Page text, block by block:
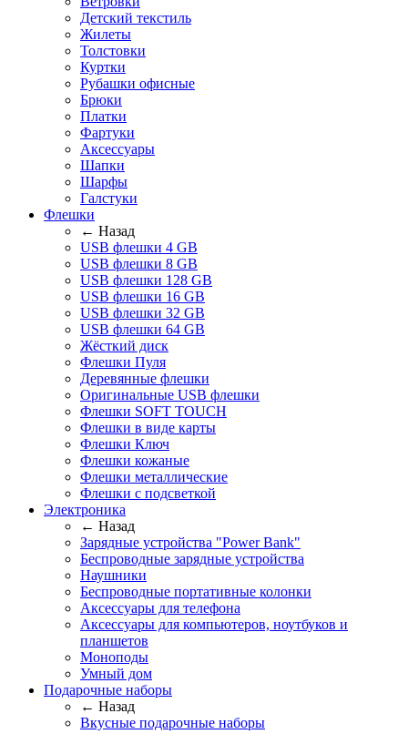
Детский текстиль
Жилеты
Толстовки
Куртки
Рубашки офисные
Брюки
Платки
Фартуки
Аксессуары
Шапки
Шарфы
Галстуки
Флешки
← Назад
USB флешки 4 GB
USB флешки 8 GB
USB флешки 128 GB
USB флешки 16 GB
USB флешки 32 GB
USB флешки 64 GB
Жёсткий диск
Флешки Пуля
Деревянные флешки
Оригинальные USB флешки
Флешки SOFT TOUCH
Флешки в виде карты
Флешки Ключ
Флешки кожаные
Флешки металлические
Флешки с подсветкой
Электроника
← Назад
Зарядные устройства "Power Bank"
Беспроводные зарядные устройства
Наушники
Беспроводные портативные колонки
Аксессуары для телефона
Аксессуары для компьютеров, ноутбуков и
планшетов
Моноподы
Умный дом
Подарочные наборы
← Назад
Вкусные подарочные наборы